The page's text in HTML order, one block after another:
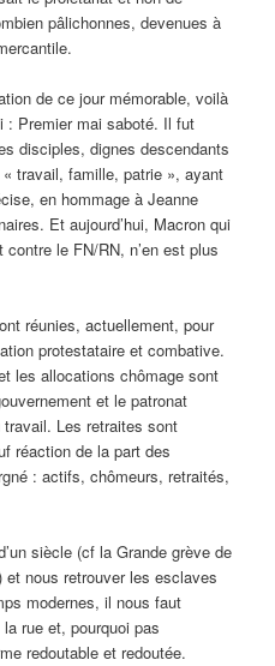
pâlichonnes, devenues à
de ce jour mémorable, voilà
: Premier mai saboté. Il fut
disciples, dignes descendants
travail, famille, patrie », ayant
en hommage à Jeanne
Et aujourd’hui, Macron qui
le FN/RN, n’en est plus
réunies, actuellement, pour
protestataire et combative.
les allocations chômage sont
et le patronat
Les retraites sont
réaction de la part des
: actifs, chômeurs, retraités,
siècle (cf la Grande grève de
et nous retrouver les esclaves
modernes, il nous faut
rue et, pourquoi pas
redoutable et redoutée.